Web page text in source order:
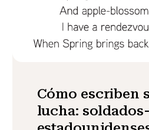
Cómo escriben
lucha: